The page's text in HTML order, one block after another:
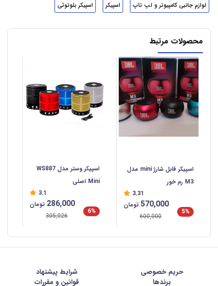
لوازم جانبی کامپیوتر و لپ تاپ اسپیکر اسپیکر بلوتوثی
محصولات مرتبط
اسپیکر قابل شارژ mini مدل
M3 رم خور
3.31
5%
570,000 تومان
600,000
اسپیکر وستر مدل WS887
Mini اصلی
3.1
6%
286,000 تومان
305,026
حریم خصوصی
شرايط پيشنهاد
برندها
قوانین و مقررات